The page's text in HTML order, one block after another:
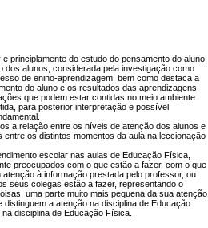
principlamente do estudo do pensamento do aluno,
dos alunos, considerada pela investigação como
de enino-aprendizagem, bem como destaca a
do aluno e os resultados das aprendizagens.
que podem estar contidas no meio ambiente
para posterior interpretação e possível
a relação entre os níveis de atenção dos alunos e
os distintos momentos da aula na leccionação
escolar nas aulas de Educação Física,
preocupados com o que estão a fazer, com o que
à informação prestada pelo professor, ou
seus colegas estão a fazer, representando o
uma parte muito mais pequena da sua atenção.
a atenção na disciplina de Educação
disciplina de Educação Física.